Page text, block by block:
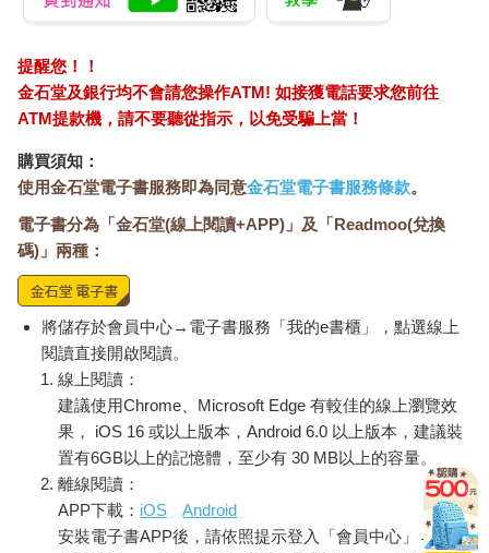
提醒您！！
金石堂及銀行均不會請您操作ATM! 如接獲電話要求您前往
ATM提款機，請不要聽從指示，以免受騙上當！
購買須知：
使用金石堂電子書服務即為同意金石堂電子書服務條款。
電子書分為「金石堂(線上閱讀+APP)」及「Readmoo(兌換
碼)」兩種：
將儲存於會員中心→電子書服務「我的e書櫃」，點選線上
閱讀直接開啟閱讀。
線上閱讀：
建議使用Chrome、Microsoft Edge 有較佳的線上瀏覽效
果， iOS 16 或以上版本，Android 6.0 以上版本，建議裝
置有6GB以上的記憶體，至少有 30 MB以上的容量。
離線閱讀：
APP下載： iOS
Android
安裝電子書APP後，請依照提示登入「會員中心」→「我